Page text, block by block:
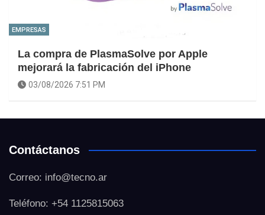
EMPRESAS
La compra de PlasmaSolve por Apple
mejorará la fabricación del iPhone
03/08/2026 7:51 PM
Contáctanos
Correo: info@tecno.ar
Teléfono: +54 1125815063